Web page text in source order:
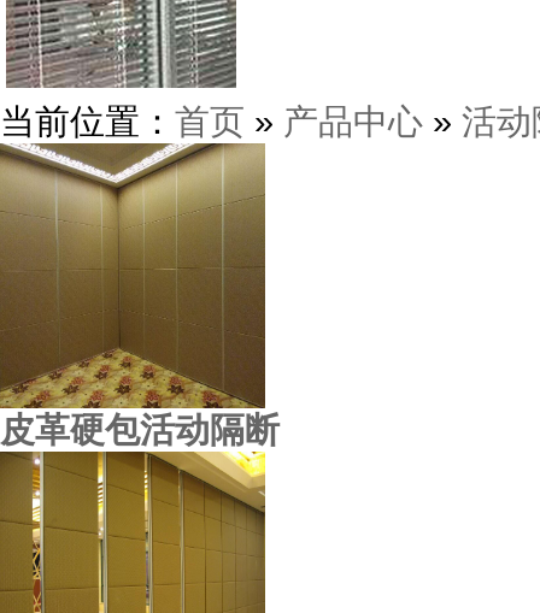
当前位置： 首页 » 产品中心 » 活
皮革硬包活动隔断